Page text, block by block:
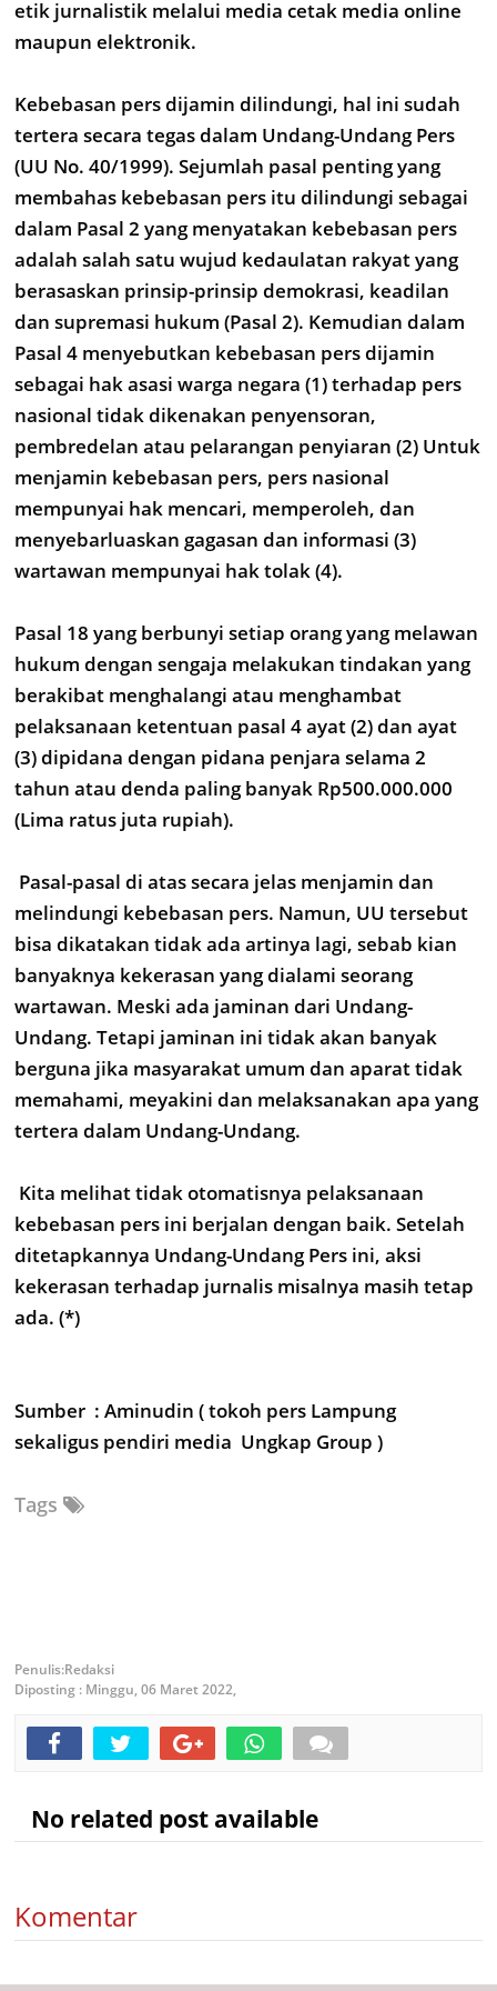
etik jurnalistik melalui media cetak media online
maupun elektronik.
Kebebasan pers dijamin dilindungi, hal ini sudah
tertera secara tegas dalam Undang-Undang Pers
(UU No. 40/1999). Sejumlah pasal penting yang
membahas kebebasan pers itu dilindungi sebagai
dalam Pasal 2 yang menyatakan kebebasan pers
adalah salah satu wujud kedaulatan rakyat yang
berasaskan prinsip-prinsip demokrasi, keadilan
dan supremasi hukum (Pasal 2). Kemudian dalam
Pasal 4 menyebutkan kebebasan pers dijamin
sebagai hak asasi warga negara (1) terhadap pers
nasional tidak dikenakan penyensoran,
pembredelan atau pelarangan penyiaran (2) Untuk
menjamin kebebasan pers, pers nasional
mempunyai hak mencari, memperoleh, dan
menyebarluaskan gagasan dan informasi (3)
wartawan mempunyai hak tolak (4).
Pasal 18 yang berbunyi setiap orang yang melawan
hukum dengan sengaja melakukan tindakan yang
berakibat menghalangi atau menghambat
pelaksanaan ketentuan pasal 4 ayat (2) dan ayat
(3) dipidana dengan pidana penjara selama 2
tahun atau denda paling banyak Rp500.000.000
(Lima ratus juta rupiah).
Pasal-pasal di atas secara jelas menjamin dan
melindungi kebebasan pers. Namun, UU tersebut
bisa dikatakan tidak ada artinya lagi, sebab kian
banyaknya kekerasan yang dialami seorang
wartawan. Meski ada jaminan dari Undang-
Undang. Tetapi jaminan ini tidak akan banyak
berguna jika masyarakat umum dan aparat tidak
memahami, meyakini dan melaksanakan apa yang
tertera dalam Undang-Undang.
Kita melihat tidak otomatisnya pelaksanaan
kebebasan pers ini berjalan dengan baik. Setelah
ditetapkannya Undang-Undang Pers ini, aksi
kekerasan terhadap jurnalis misalnya masih tetap
ada. (*)
Sumber : Aminudin ( tokoh pers Lampung
sekaligus pendiri media Ungkap Group )
Tags
Redaksi
Diposting : Minggu, 06 Maret 2022,
No related post available
Komentar